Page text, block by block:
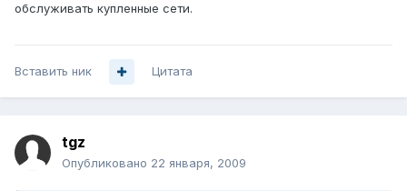
обслуживать купленные сети.
Вставить ник Цитата
tgz
Опубликовано 22 января, 2009